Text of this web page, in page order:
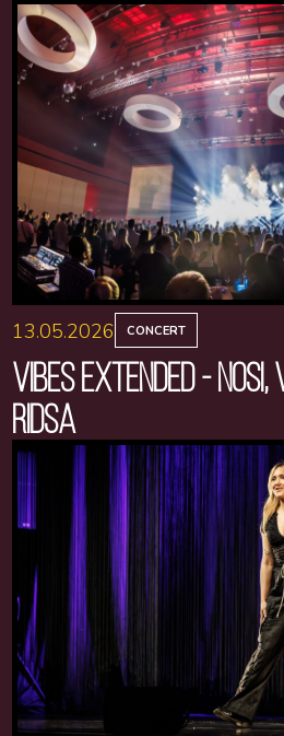
13.05.2026 CONCERT
VIBES EXTENDED - NOSI,
RIDSA